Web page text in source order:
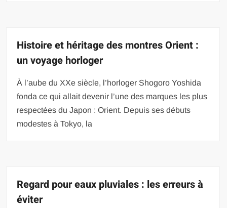
Histoire et héritage des montres Orient :
un voyage horloger
À l’aube du XXe siècle, l’horloger Shogoro Yoshida
fonda ce qui allait devenir l’une des marques les plus
respectées du Japon : Orient. Depuis ses débuts
modestes à Tokyo, la
Regard pour eaux pluviales : les erreurs à
éviter